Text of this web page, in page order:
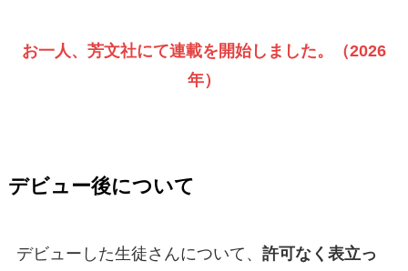
お一人、芳文社にて連載を開始しました。（2026
年）
デビュー後について
デビューした生徒さんについて、 許可なく表立っ